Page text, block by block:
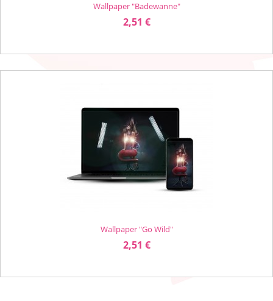
Wallpaper "Badewanne"
Preis
2,51 €
Wallpaper "Go Wild"
Preis
2,51 €